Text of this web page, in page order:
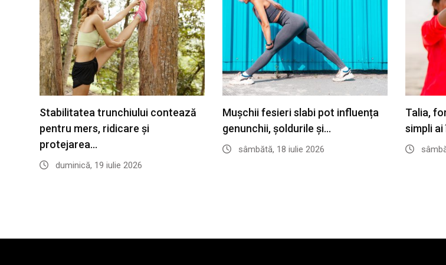
Stabilitatea trunchiului contează
pentru mers, ridicare și
protejarea…
duminică, 19 iulie 2026
Mușchii fesieri slabi pot influența
genunchii, șoldurile și…
sâmbătă, 18 iulie 2026
Talia,
simpli